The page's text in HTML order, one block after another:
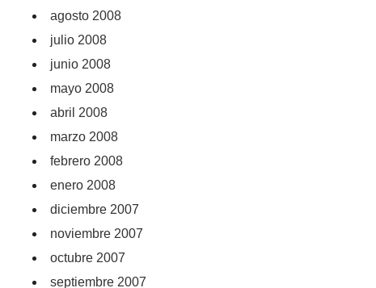
agosto 2008
julio 2008
junio 2008
mayo 2008
abril 2008
marzo 2008
febrero 2008
enero 2008
diciembre 2007
noviembre 2007
octubre 2007
septiembre 2007